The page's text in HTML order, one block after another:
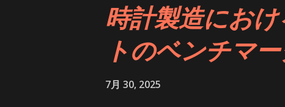
な操作を確保できます。 ロレ
開発するために専用の鋳造所を
時計製造にお
トのベンチマ
7月 30, 2025